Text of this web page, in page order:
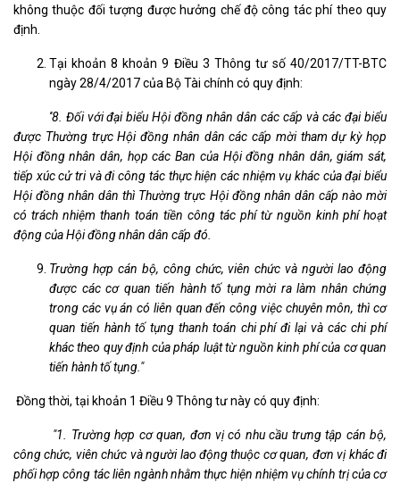
không thuộc đối tượng được hưởng chế độ công tác phí theo quy
định.
Tại khoản 8 khoản 9 Điều 3 Thông tư số 40/2017/TT-BTC
ngày 28/4/2017 của Bộ Tài chính có quy định:
''8. Đối với đại biểu Hội đồng nhân dân các cấp và các đại biểu
được Thường trực Hội đồng nhân dân các cấp mời tham dự kỳ họp
Hội đồng nhân dân, họp các Ban của Hội đồng nhân dân, giám sát,
tiếp xúc cử tri và đi công tác thực hiện các nhiệm vụ khác của đại biểu
Hội đồng nhân dân thì Thường trực Hội đồng nhân dân cấp nào mời
có trách nhiệm thanh toán tiền công tác phí từ nguồn kinh phí hoạt
động của Hội đồng nhân dân cấp đó.
Trường hợp cán bộ, công chức, viên chức và người lao động
được các cơ quan tiến hành tố tụng mời ra làm nhân chứng
trong các vụ án có liên quan đến công việc chuyên môn, thì cơ
quan tiến hành tố tụng thanh toán chi phí đi lại và các chi phí
khác theo quy định của pháp luật từ nguồn kinh phí của cơ quan
tiến hành tố tụng."
Đồng thời, tại khoản 1 Điều 9 Thông tư này có quy định:
"1. Trường hợp cơ quan, đơn vị có nhu cầu trưng tập cán bộ,
công chức, viên chức và người lao động thuộc cơ quan, đơn vị khác đi
phối hợp công tác liên ngành nhằm thực hiện nhiệm vụ chính trị của cơ